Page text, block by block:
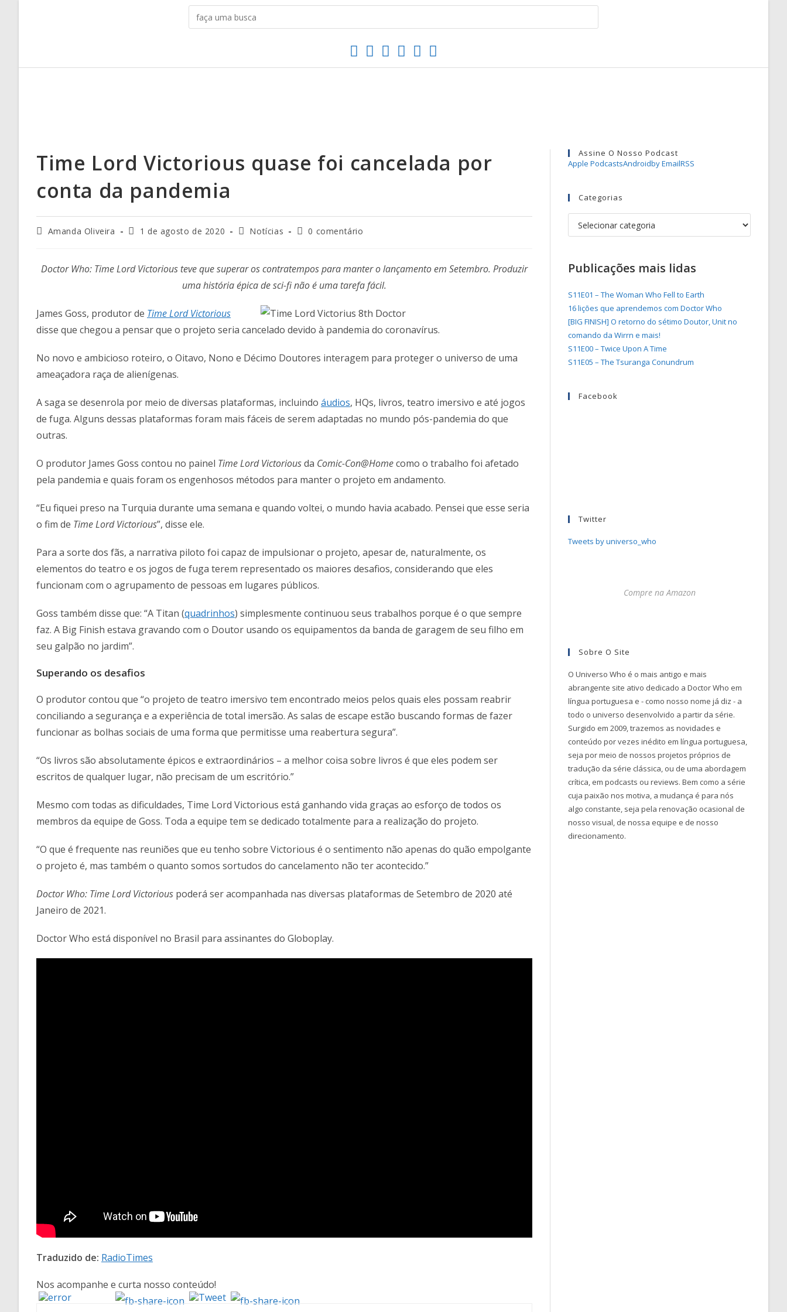
Time Lord Victorious quase foi cancelada por
conta da pandemia
Amanda Oliveira 1 de agosto de 2020 Notícias 0 comentário
Doctor Who: Time Lord Victorious teve que superar os contratempos para manter o lançamento em Setembro. Produzir
uma história épica de sci-fi não é uma tarefa fácil.
James Goss, produtor de Time Lord Victorious
disse que chegou a pensar que o projeto seria cancelado devido à pandemia do coronavírus.
No novo e ambicioso roteiro, o Oitavo, Nono e Décimo Doutores interagem para proteger o universo de uma
ameaçadora raça de alienígenas.
A saga se desenrola por meio de diversas plataformas, incluindo áudios, HQs, livros, teatro imersivo e até jogos
de fuga. Alguns dessas plataformas foram mais fáceis de serem adaptadas no mundo pós-pandemia do que
outras.
O produtor James Goss contou no painel Time Lord Victoriousda Comic-Con@Homecomo o trabalho foi afetado
pela pandemia e quais foram os engenhosos métodos para manter o projeto em andamento.
“Eu fiquei preso na Turquia durante uma semana e quando voltei, o mundo havia acabado. Pensei que esse seria
o fim de Time Lord Victorious”, disse ele.
Para a sorte dos fãs, a narrativa piloto foi capaz de impulsionar o projeto, apesar de, naturalmente, os
elementos do teatro e os jogos de fuga terem representado os maiores desafios, considerando que eles
funcionam com o agrupamento de pessoas em lugares públicos.
Goss também disse que: “A Titan (quadrinhos) simplesmente continuou seus trabalhos porque é o que sempre
faz. A Big Finish estava gravando com o Doutor usando os equipamentos da banda de garagem de seu filho em
seu galpão no jardim”.
Superando os desafios
O produtor contou que “o projeto de teatro imersivo tem encontrado meios pelos quais eles possam reabrir
conciliando a segurança e a experiência de total imersão. As salas de escape estão buscando formas de fazer
funcionar as bolhas sociais de uma forma que permitisse uma reabertura segura”.
“Os livros são absolutamente épicos e extraordinários – a melhor coisa sobre livros é que eles podem ser
escritos de qualquer lugar, não precisam de um escritório.”
Mesmo com todas as dificuldades, Time Lord Victorious está ganhando vida graças ao esforço de todos os
membros da equipe de Goss. Toda a equipe tem se dedicado totalmente para a realização do projeto.
“O que é frequente nas reuniões que eu tenho sobre Victorious é o sentimento não apenas do quão empolgante
o projeto é, mas também o quanto somos sortudos do cancelamento não ter acontecido.”
Doctor Who: Time Lord Victorious poderá ser acompanhada nas diversas plataformas de Setembro de 2020 até
Janeiro de 2021.
Doctor Who está disponível no Brasil para assinantes do Globoplay.
Traduzido de: RadioTimes
Nos acompanhe e curta nosso conteúdo!
Assine O Nosso Podcast
Apple PodcastsAndroidby EmailRSS
Categorias
Publicações mais lidas
S11E01 – The Woman Who Fell to Earth
16 lições que aprendemos com Doctor Who
[BIG FINISH] O retorno do sétimo Doutor, Unit no
comando da Wirrn e mais!
S11E00 – Twice Upon A Time
S11E05 – The Tsuranga Conundrum
Facebook
Twitter
Tweets by universo_who
Compre na Amazon
Sobre O Site
O Universo Who é o mais antigo e mais
abrangente site ativo dedicado a Doctor Who em
língua portuguesa e - como nosso nome já diz - a
todo o universo desenvolvido a partir da série.
Surgido em 2009, trazemos as novidades e
conteúdo por vezes inédito em língua portuguesa,
seja por meio de nossos projetos próprios de
tradução da série clássica, ou de uma abordagem
crítica, em podcasts ou reviews. Bem como a série
cuja paixão nos motiva, a mudança é para nós
algo constante, seja pela renovação ocasional de
nosso visual, de nossa equipe e de nosso
direcionamento.